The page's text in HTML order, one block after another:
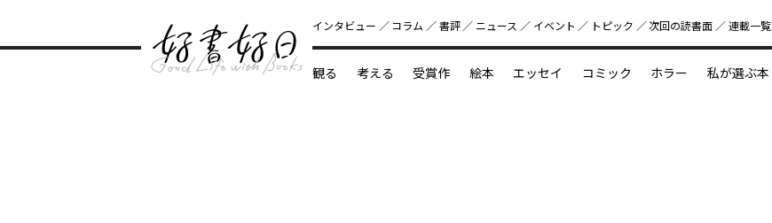
好書好日
インタビュー コラム 書評 ニュース イベント トピック 次回の読書⾯ 連載一覧
観る 考える 受賞作 絵本 エッセイ コミック ホラー 私が選ぶ本